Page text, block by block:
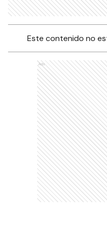
Este contenido no
Ads